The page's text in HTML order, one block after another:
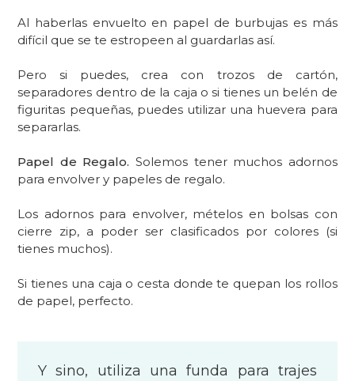
Al haberlas envuelto en papel de burbujas es más
difícil que se te estropeen al guardarlas así.
Pero si puedes, crea con trozos de cartón,
separadores dentro de la caja o si tienes un belén de
figuritas pequeñas, puedes utilizar una huevera para
separarlas.
Papel de Regalo. Solemos tener muchos adornos
para envolver y papeles de regalo.
Los adornos para envolver, mételos en bolsas con
cierre zip, a poder ser clasificados por colores (si
tienes muchos).
Si tienes una caja o cesta donde te quepan los rollos
de papel, perfecto.
Y sino, utiliza una funda para trajes